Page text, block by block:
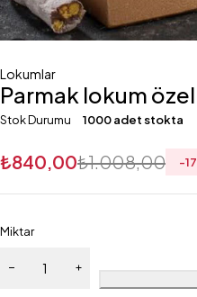
Lokumlar
Parmak lokum özel
Stok Durumu 1000 adet stokta
₺1.008,00
₺840,00 -17
Miktar